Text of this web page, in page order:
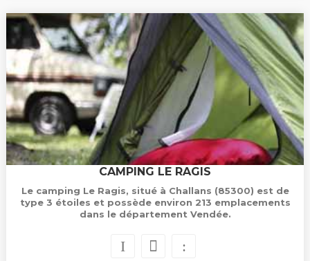
CAMPING LE RAGIS
Le camping Le Ragis, situé à Challans (85300) est de
type 3 étoiles et possède environ 213 emplacements
dans le département Vendée.